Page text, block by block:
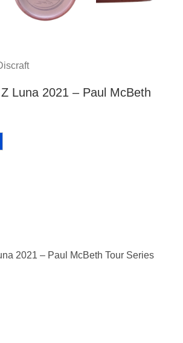
Luna 2021 – Paul McBeth
2021 – Paul McBeth Tour Series